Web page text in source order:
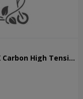
Cuerda 2ª Knobloch Clásica Actives CX Carbon High Tension 502ACX